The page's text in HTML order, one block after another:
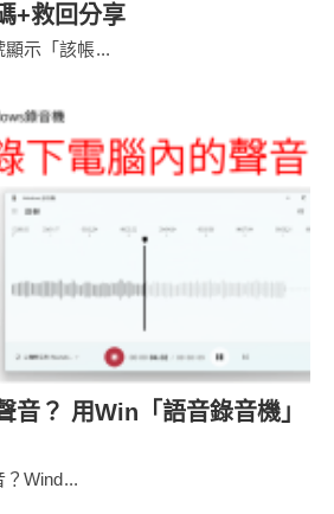
+救回分享
示「該帳...
音？ 用Win「語音錄音機」
Wind...